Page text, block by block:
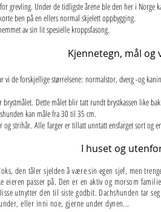
grevling. Under de tidligste årene ble den her i Norge
ben på en ellers normal skjelett oppbygging.
av sin lit spesielle kroppsfasong.
Kjennetegn, mål og
vi de forskjellige størrelsene: normalstor, dverg -og
Dette målet blir tatt rundt brystkassen like
kan måle fra 30 til 35 cm.
strihår. Alle farger er tillatt unntatt ensfarget sort og
I huset og
den tåler sjelden å være sin egen sjef, men
passer på. Den er en aktiv og morsom
utnytter den til siste godbit. Dachshunden tar
eller inni noe, gjerne under dynen...